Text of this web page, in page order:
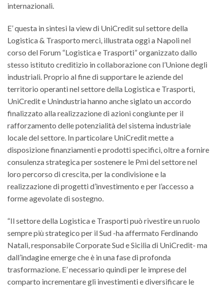
internazionali.
E’ questa in sintesi la view di UniCredit sul settore della
Logistica & Trasporto merci, illustrata oggi a Napoli nel
corso del Forum “Logistica e Trasporti” organizzato dallo
stesso istituto creditizio in collaborazione con l’Unione degli
industriali. Proprio al fine di supportare le aziende del
territorio operanti nel settore della Logistica e Trasporti,
UniCredit e Unindustria hanno anche siglato un accordo
finalizzato alla realizzazione di azioni congiunte per il
rafforzamento delle potenzialità del sistema industriale
locale del settore. In particolare UniCredit mette a
disposizione finanziamenti e prodotti specifici, oltre a fornire
consulenza strategica per sostenere le Pmi del settore nel
loro percorso di crescita, per la condivisione e la
realizzazione di progetti d’investimento e per l’accesso a
forme agevolate di sostegno.
“Il settore della Logistica e Trasporti può rivestire un ruolo
sempre più strategico per il Sud -ha affermato Ferdinando
Natali, responsabile Corporate Sud e Sicilia di UniCredit- ma
dall’indagine emerge che è in una fase di profonda
trasformazione. E’ necessario quindi per le imprese del
comparto incrementare gli investimenti e diversificare le